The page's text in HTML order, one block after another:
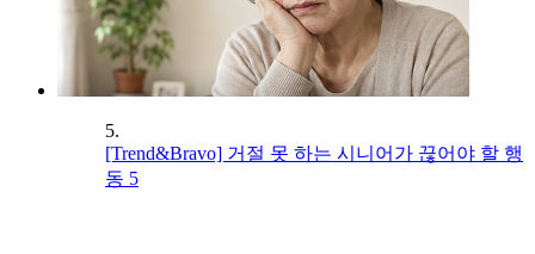
5.
[Trend&Bravo] 거절 못 하는 시니어가 끊어야 할 행
동 5